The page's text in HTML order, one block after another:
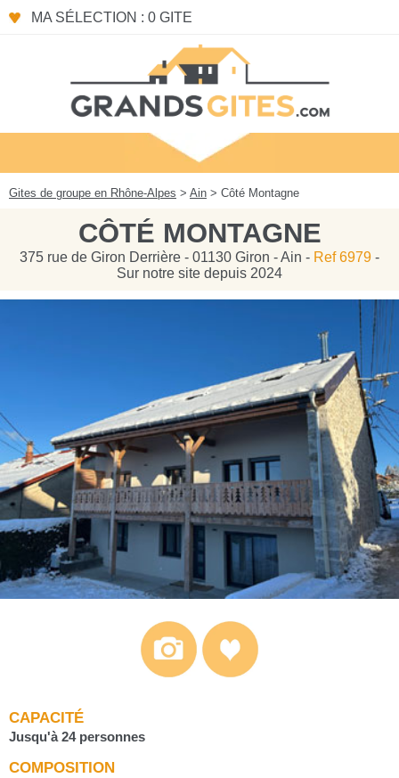
MA SÉLECTION : 0 GITE
Gites de groupe en Rhône-Alpes > Ain > Côté Montagne
CÔTÉ MONTAGNE
375 rue de Giron Derrière - 01130 Giron - Ain - Ref 6979 -
Sur notre site depuis 2024
CAPACITÉ
Jusqu'à 24 personnes
COMPOSITION
Panneau de gestion des cookies